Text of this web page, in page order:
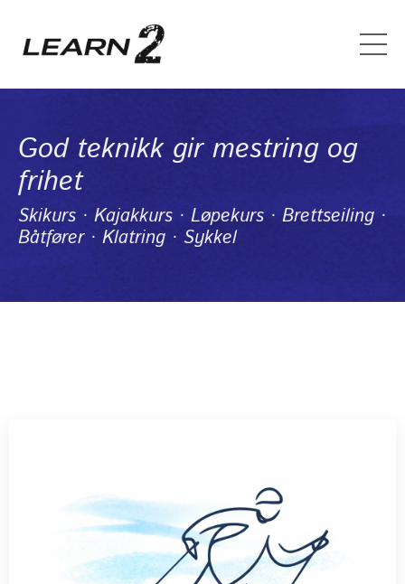
God teknikk gir mestring og
frihet
Skikurs · Kajakkurs · Løpekurs · Brettseiling ·
Båtfører · Klatring · Sykkel